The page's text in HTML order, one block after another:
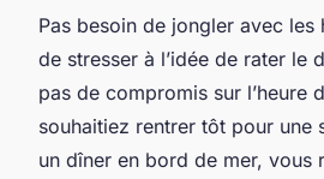
Pas besoin de jongler avec les
de stresser à l’idée de rater le
pas de compromis sur l’heure
souhaitiez rentrer tôt pour une
un dîner en bord de mer, vous